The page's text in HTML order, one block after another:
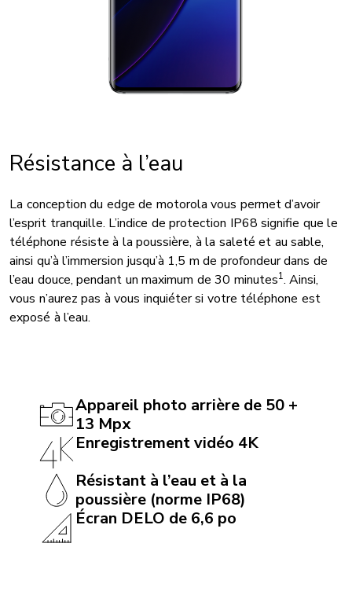
Résistance à l’eau
La conception du edge de motorola vous permet d’avoir
l’esprit tranquille. L’indice de protection IP68 signifie que le
téléphone résiste à la poussière, à la saleté et au sable,
ainsi qu’à l’immersion jusqu’à 1,5 m de profondeur dans de
l’eau douce, pendant un maximum de 30 minutes1. Ainsi,
vous n’aurez pas à vous inquiéter si votre téléphone est
exposé à l’eau.
Appareil photo arrière de 50 +
13 Mpx
Enregistrement vidéo 4K
Résistant à l’eau et à la
poussière (norme IP68)
Écran DELO de 6,6 po